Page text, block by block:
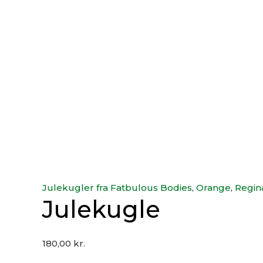
Julekugler fra Fatbulous Bodies, Orange,
Julekugle
180,00 kr.